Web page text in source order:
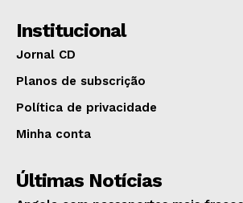
Institucional
Jornal CD
Planos de subscrição
Política de privacidade
Minha conta
Últimas Notícias